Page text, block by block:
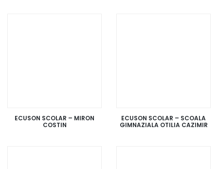
ECUSON SCOLAR – MIRON
COSTIN
ECUSON SCOLAR – SCOALA
GIMNAZIALA OTILIA CAZIMIR